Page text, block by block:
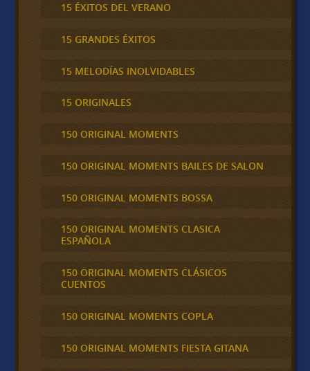
15 ÉXITOS DEL VERANO
15 GRANDES ÉXITOS
15 MELODÍAS INOLVIDABLES
15 ORIGINALES
150 ORIGINAL MOMENTS
150 ORIGINAL MOMENTS BAILES DE SALON
150 ORIGINAL MOMENTS BOSSA
150 ORIGINAL MOMENTS CLASICA
ESPAÑOLA
150 ORIGINAL MOMENTS CLÁSICOS
CUENTOS
150 ORIGINAL MOMENTS COPLA
150 ORIGINAL MOMENTS FIESTA GITANA